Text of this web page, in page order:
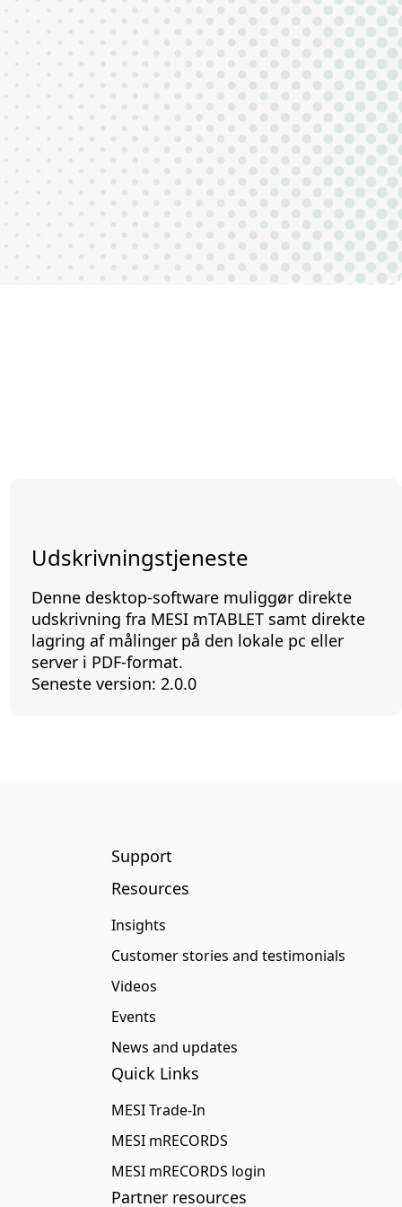
Udskrivningstjeneste
Denne desktop-software muliggør direkte
udskrivning fra MESI mTABLET samt direkte
lagring af målinger på den lokale pc eller
server i PDF-format.
Seneste version: 2.0.0
Support
Resources
Insights
Customer stories and testimonials
Videos
Events
News and updates
Quick Links
MESI Trade-In
MESI mRECORDS
MESI mRECORDS login
Partner resources